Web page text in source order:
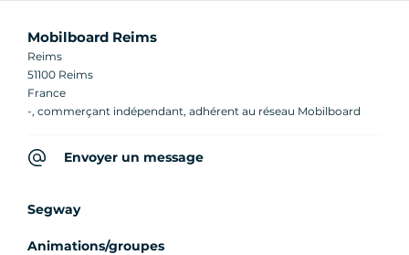
Mobilboard Reims
Reims
51100 Reims
France
-, commerçant indépendant, adhérent au réseau Mobilboard
Envoyer un message
Segway
Animations/groupes